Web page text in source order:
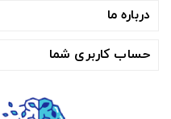
درباره ما
حساب کاربری شما